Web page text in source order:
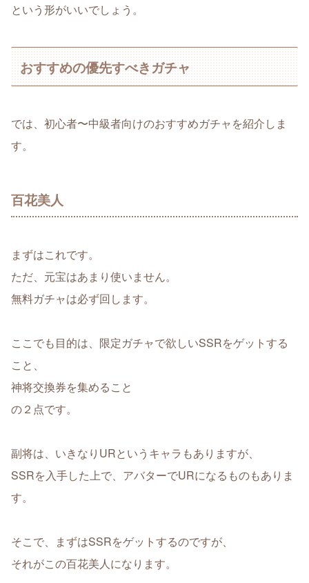
という形がいいでしょう。
おすすめの優先すべきガチャ
では、初心者〜中級者向けのおすすめガチャを紹介しま
す。
百花美人
まずはこれです。
ただ、元宝はあまり使いません。
無料ガチャは必ず回します。
ここでも目的は、限定ガチャで欲しいSSRをゲットする
こと、
神将交換券を集めること
の２点です。
副将は、いきなりURというキャラもありますが、
SSRを入手した上で、アバターでURになるものもありま
す。
そこで、まずはSSRをゲットするのですが、
それがこの百花美人になります。